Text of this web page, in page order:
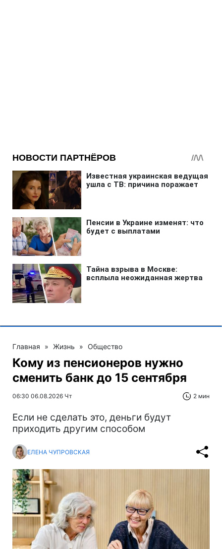
Главная » Жизнь » Общество
Кому из пенсионеров нужно
сменить банк до 15 сентября
06:30 06.08.2026 Чт 2 мин
Если не сделать это, деньги будут
приходить другим способом
ЕЛЕНА ЧУПРОВСКАЯ